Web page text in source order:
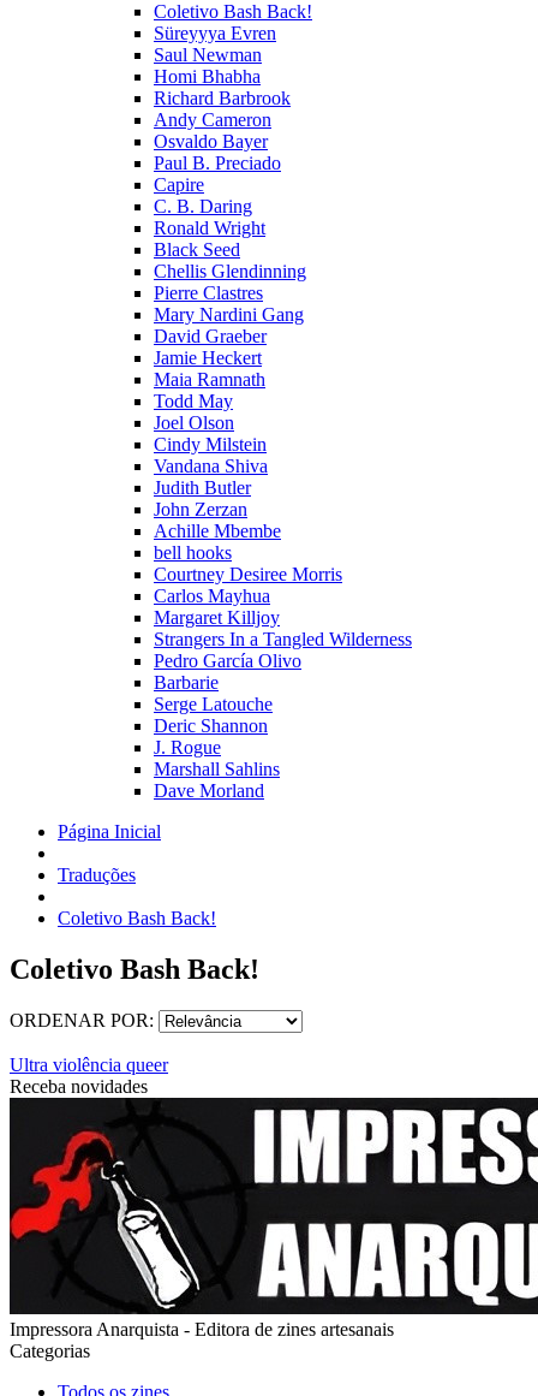
Coletivo Bash Back!
Süreyyya Evren
Saul Newman
Homi Bhabha
Richard Barbrook
Andy Cameron
Osvaldo Bayer
Paul B. Preciado
Capire
C. B. Daring
Ronald Wright
Black Seed
Chellis Glendinning
Pierre Clastres
Mary Nardini Gang
David Graeber
Jamie Heckert
Maia Ramnath
Todd May
Joel Olson
Cindy Milstein
Vandana Shiva
Judith Butler
John Zerzan
Achille Mbembe
bell hooks
Courtney Desiree Morris
Carlos Mayhua
Margaret Killjoy
Strangers In a Tangled Wilderness
Pedro García Olivo
Barbarie
Serge Latouche
Deric Shannon
J. Rogue
Marshall Sahlins
Dave Morland
Página Inicial
Traduções
Coletivo Bash Back!
Coletivo Bash Back!
ORDENAR POR:
Ultra violência queer
Receba novidades
Impressora Anarquista - Editora de zines artesanais
Categorias
Todos os zines